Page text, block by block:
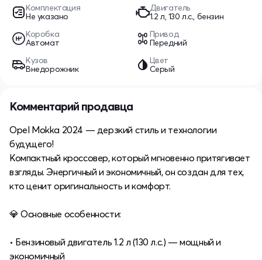
Комплектация
Не указано
Двигатель
1.2 л, 130 л.с., бензин
Коробка
Автомат
Привод
Передний
Кузов
Внедорожник
Цвет
Серый
Комментарий продавца
Opel Mokka 2024 — дерзкий стиль и технологии
будущего!
Компактный кроссовер, который мгновенно притягивает
взгляды. Энергичный и экономичный, он создан для тех,
кто ценит оригинальность и комфорт.
💎 Основные особенности:
• Бензиновый двигатель 1.2 л (130 л.с.) — мощный и
экономичный